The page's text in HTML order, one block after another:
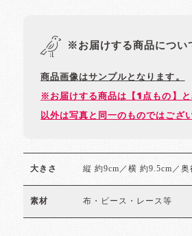
※お届けする商品につい
商品画像はサンプルとなります。
※お届けする商品は【1点もの】
以外は写真と同一のものではござ
大きさ 縦 約9cm／横 約9.5cm／奥
素材 布・ビース・レース等